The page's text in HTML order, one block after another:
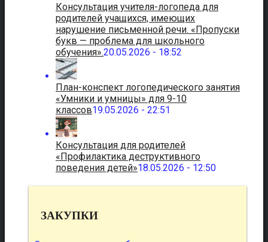
Консультация учителя-логопеда для
родителей учащихся, имеющих
нарушение письменной речи. «Пропуски
букв — проблема для школьного
обучения».20.05.2026 - 18:52
План-конспект логопедического занятия
«Умники и умницы» для 9-10
классов19.05.2026 - 22:51
Консультация для родителей
«Профилактика деструктивного
поведения детей»18.05.2026 - 12:50
ЗАКУПКИ